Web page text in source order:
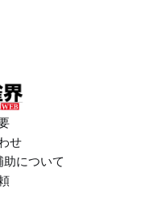
せ
について